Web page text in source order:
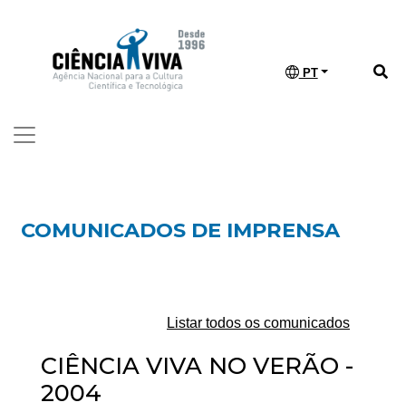
PT
COMUNICADOS DE IMPRENSA
Listar todos os comunicados
CIÊNCIA VIVA NO VERÃO -
2004